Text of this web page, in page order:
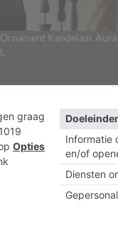
Ornament Kandelaar
L
Cookies